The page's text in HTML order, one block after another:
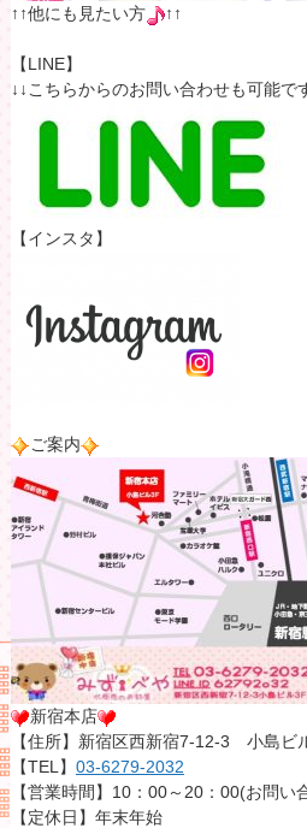
↑↑他にも見たい方 ↑↑
【LINE】
↓↓こちらからのお問い合わせも可能で
【インスタ】
ご案内
新宿本店
【住所】新宿区西新宿7-12-3 小島ビ
【TEL】 03-6279-2032
【営業時間】10：00～20：00(お問い
【定休日】年末年始